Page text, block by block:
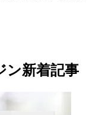
ン新着記事